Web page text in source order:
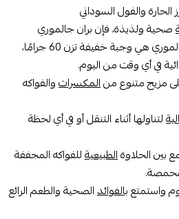
والفول السوداني
صحية ولذيذة، فإن بران جالموري
هي وجبة خفيفة تزن 60 جرامًا،
في أي وقت من اليوم.
مزيج متنوع منالمكسراتوالفواكه
لتناولها أثناء التنقل أو في أي لحظة
بين الحلاوةالطبيعيةللفواكه المجففة
واستمتعبالفوائدالصحية والطعم الرائع